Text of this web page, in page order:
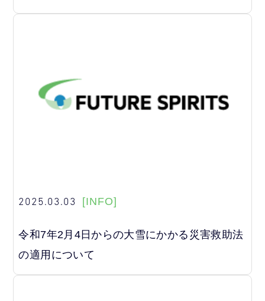
2025.03.03 [INFO]
令和7年2月4日からの大雪にかかる災害救助法
の適用について